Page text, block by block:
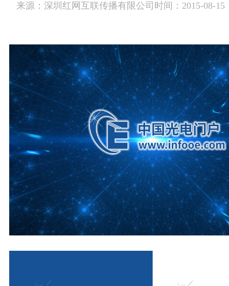
联系方式
来源： 深圳红网互联传播有限公司 时间： 2015-08-15